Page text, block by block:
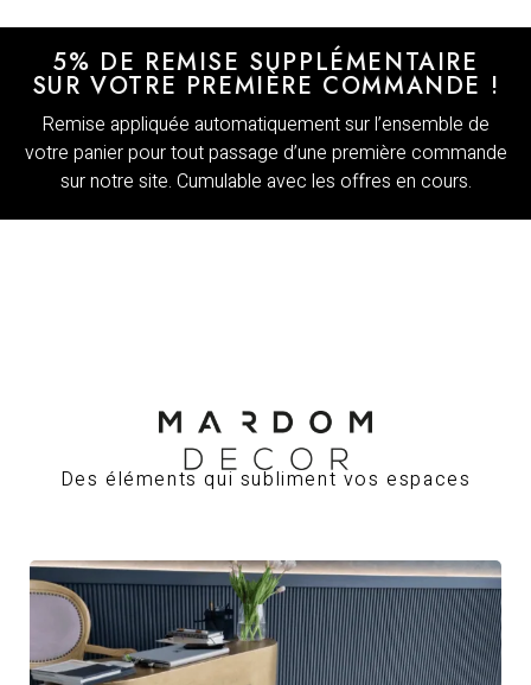
5% DE REMISE SUPPLÉMENTAIRE
SUR VOTRE PREMIÈRE COMMANDE !
Remise appliquée automatiquement sur l’ensemble de
votre panier pour tout passage d’une première commande
sur notre site. Cumulable avec les offres en cours.
Des éléments qui subliment vos espaces